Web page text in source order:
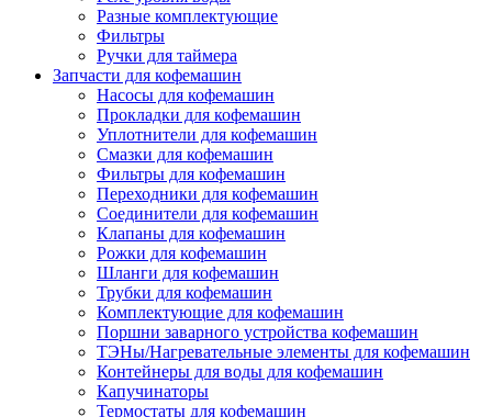
Разные комплектующие
Фильтры
Ручки для таймера
Запчасти для кофемашин
Насосы для кофемашин
Прокладки для кофемашин
Уплотнители для кофемашин
Смазки для кофемашин
Фильтры для кофемашин
Переходники для кофемашин
Соединители для кофемашин
Клапаны для кофемашин
Рожки для кофемашин
Шланги для кофемашин
Трубки для кофемашин
Комплектующие для кофемашин
Поршни заварного устройства кофемашин
ТЭНы/Нагревательные элементы для кофемашин
Контейнеры для воды для кофемашин
Капучинаторы
Термостаты для кофемашин